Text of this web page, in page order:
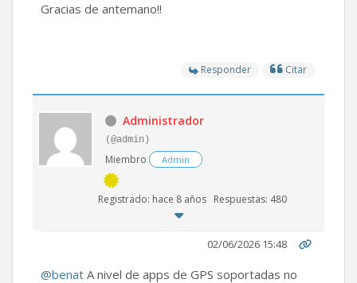
Gracias de antemano!!
Responder Citar
Administrador
(@admin)
Miembro Admin
Registrado: hace 8 años Respuestas: 480
02/06/2026 15:48
@benat A nivel de apps de GPS soportadas no